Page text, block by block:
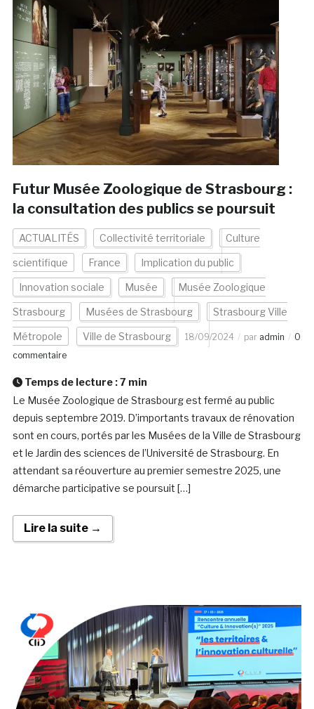
Futur Musée Zoologique de Strasbourg :
la consultation des publics se poursuit
ACTUALITÉS Collectivité territoriale Culture
scientifique France Implication du public
Innovation sociale Musée Musée Zoologique
Strasbourg Musées de Strasbourg Strasbourg Ville
Métropole Ville de Strasbourg 18/09/2024 par admin
0
commentaire
Temps de lecture :7 min
Le Musée Zoologique de Strasbourg est fermé au public
depuis septembre 2019. D’importants travaux de rénovation
sont en cours, portés par les Musées de la Ville de Strasbourg
et le Jardin des sciences de l’Université de Strasbourg. En
attendant sa réouverture au premier semestre 2025, une
démarche participative se poursuit […]
Lire la suite →